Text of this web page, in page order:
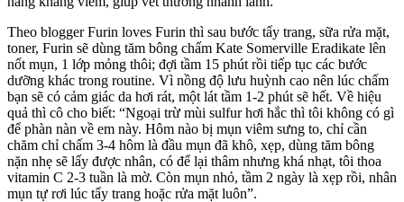
Theo blogger Furin loves Furin thì sau bước tẩy trang, sữa rửa mặt,
toner, Furin sẽ dùng tăm bông chấm Kate Somerville Eradikate lên
nốt mụn, 1 lớp mỏng thôi; đợi tầm 15 phút rồi tiếp tục các bước
dưỡng khác trong routine. Vì nồng độ lưu huỳnh cao nên lúc chấm
bạn sẽ có cảm giác da hơi rát, một lát tầm 1-2 phút sẽ hết. Về hiệu
quả thì cô cho biết: “Ngoại trừ mùi sulfur hơi hắc thì tôi không có gì
để phàn nàn về em này. Hôm nào bị mụn viêm sưng to, chỉ cần
chăm chỉ chấm 3-4 hôm là đầu mụn đã khô, xẹp, dùng tăm bông
nặn nhẹ sẽ lấy được nhân, có để lại thâm nhưng khá nhạt, tôi thoa
vitamin C 2-3 tuần là mờ. Còn mụn nhỏ, tầm 2 ngày là xẹp rồi, nhân
mụn tự rơi lúc tẩy trang hoặc rửa mặt luôn”.